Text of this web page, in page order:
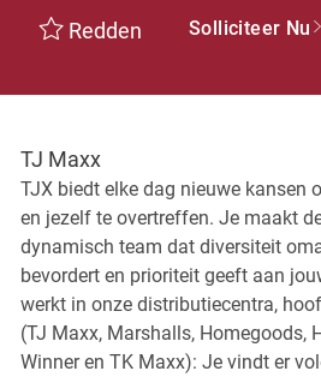
Redden Solliciteer Nu
TJ Maxx
TJX biedt elke dag nieuwe kansen
en jezelf te overtreffen. Je maakt
dynamisch team dat diversiteit
bevordert en prioriteit geeft aan
werkt in onze distributiecentra,
(TJ Maxx, Marshalls, Homegoods,
Winner en TK Maxx): Je vindt er